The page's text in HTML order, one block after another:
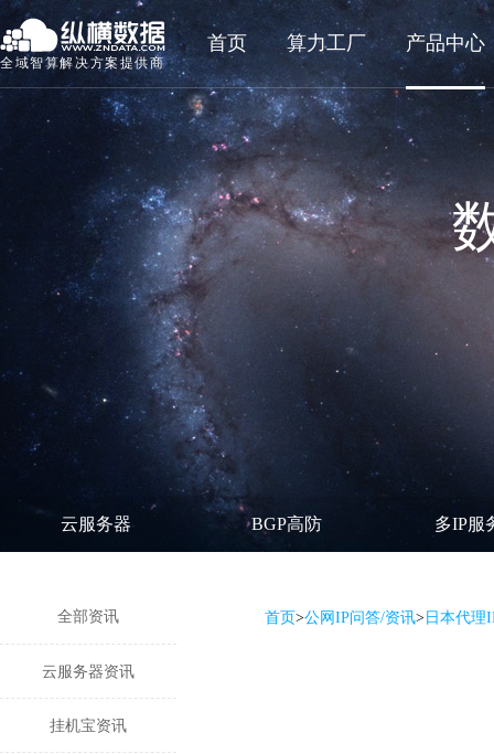
全域智算解决方案提供商
首页 算力工厂 产品中心
云服务器 BGP高防 多IP服
全部资讯
云服务器资讯
挂机宝资讯
首页>公网IP问答/资讯> 日本代理